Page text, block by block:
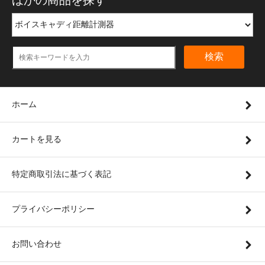
検索
ホーム
カートを見る
特定商取引法に基づく表記
プライバシーポリシー
お問い合わせ